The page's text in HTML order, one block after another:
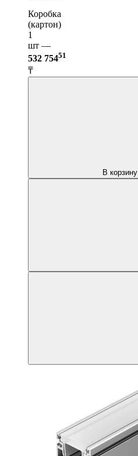
Коробка
(картон)
1
шт —
532 75451
₸
В корзину